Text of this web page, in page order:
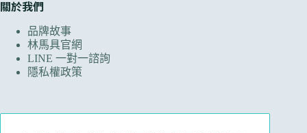
關於我們
品牌故事
林馬具官網
LINE 一對一諮詢
隱私權政策